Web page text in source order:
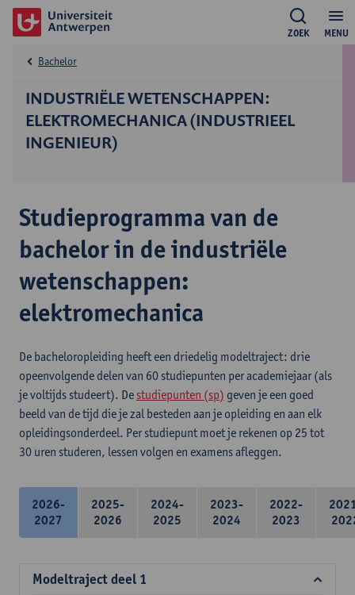
MENU
ZOEK
INDUSTRIËLE WETENSCHAPPEN:
ELEKTROMECHANICA (INDUSTRIEEL
INGENIEUR)
Bachelor
Studieprogramma van de
bachelor in de industriële
wetenschappen:
elektromechanica
De bacheloropleiding heeft een driedelig modeltraject: drie
opeenvolgende delen van 60 studiepunten per academiejaar (als
je voltijds studeert). De studiepunten (sp) geven je een goed
beeld van de tijd die je zal besteden aan je opleiding en aan elk
opleidingsonderdeel. Per studiepunt moet je rekenen op 25 tot
30 uren studeren, lessen volgen en examens afleggen.
2026-
2027
2025-
2026
2024-
2025
2023-
2024
2022-
2023
Modeltraject deel 1